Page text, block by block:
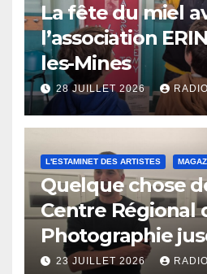
La fête du miel
l’association
les-Mines
28 JUILLET 2026
L'ESTAMINET DES ARTISTES
Quelque chose
Centre Régional
Photographie
octobre
23 JUILLET 2026